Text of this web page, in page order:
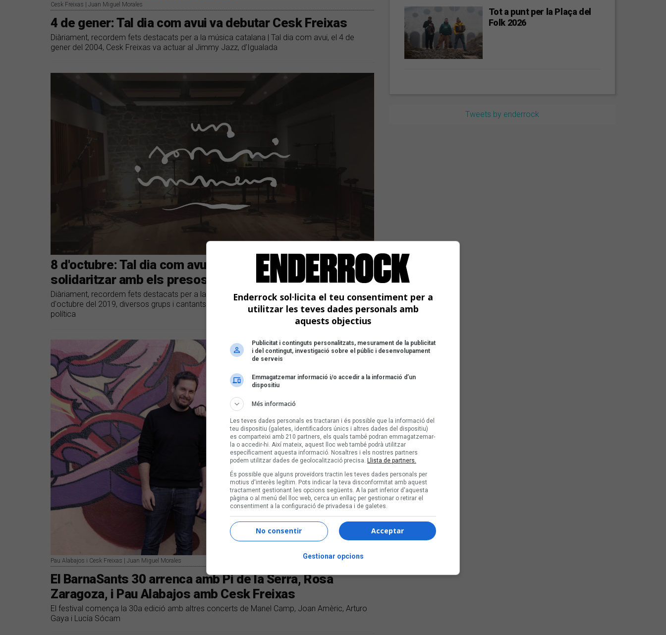
Cesk Freixas | Juan Miguel Morales
4 de gener: Tal dia com avui va debutar Cesk Freixas
Diàriament, recordem fets destacats per a la música catalana | Tal dia com avui, el 4 de
gener del 2004, Cesk Freixas va actuar al Jimmy Jazz, d’Igualada
8 d'octubre: Tal dia com avui la música en català es va
solidaritzar amb els presos polítics
Diàriament, recordem fets destacats per a la música catalana | Tal dia com avui, el 8
d'octubre del 2019, diversos grups i cantants van presentar un clip contra la repressió
política
Pau Alabajos i Cesk Freixas | Juan Miguel Morales
El BarnaSants 30 arrenca amb Pi de la Serra, Rosa
Zaragoza, i Pau Alabajos amb Cesk Freixas
El festival comença la 30a edició amb altres concerts de Manel Camp, Joan Amèric, Arturo
Gaya i Lucía Sócam
Tot a punt per la Plaça del
Folk 2026
Tweets by enderrock
Enderrock sol·licita el teu consentiment per a
utilitzar les teves dades personals amb
aquests objectius
Publicitat i continguts personalitzats, mesurament de la publicitat
i del contingut, investigació sobre el públic i desenvolupament
de serveis
Emmagatzemar informació i/o accedir a la informació d’un
dispositiu
Més informació
Les teves dades personals es tractaran i és possible que la informació del
teu dispositiu (galetes, identificadors únics i altres dades del dispositiu)
es comparteixi amb 210 partners, els quals també podran emmagatzemar-
la o accedir-hi. Així mateix, aquest lloc web també podrà utilitzar
específicament aquesta informació. Nosaltres i els nostres partners
podem utilitzar dades de geolocalització precisa. Llista de partners.
És possible que alguns proveïdors tractin les teves dades personals per
motius d'interès legítim. Pots indicar la teva disconformitat amb aquest
tractament gestionant les opcions següents. A la part inferior d'aquesta
pàgina o al menú del lloc web, cerca un enllaç per gestionar o retirar el
consentiment a la configuració de privadesa i de galetes.
Acceptar
No consentir
Gestionar opcions